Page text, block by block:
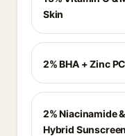
Skin
2% BHA + Zinc
2% Niacinamide
Hybrid Sunscreen